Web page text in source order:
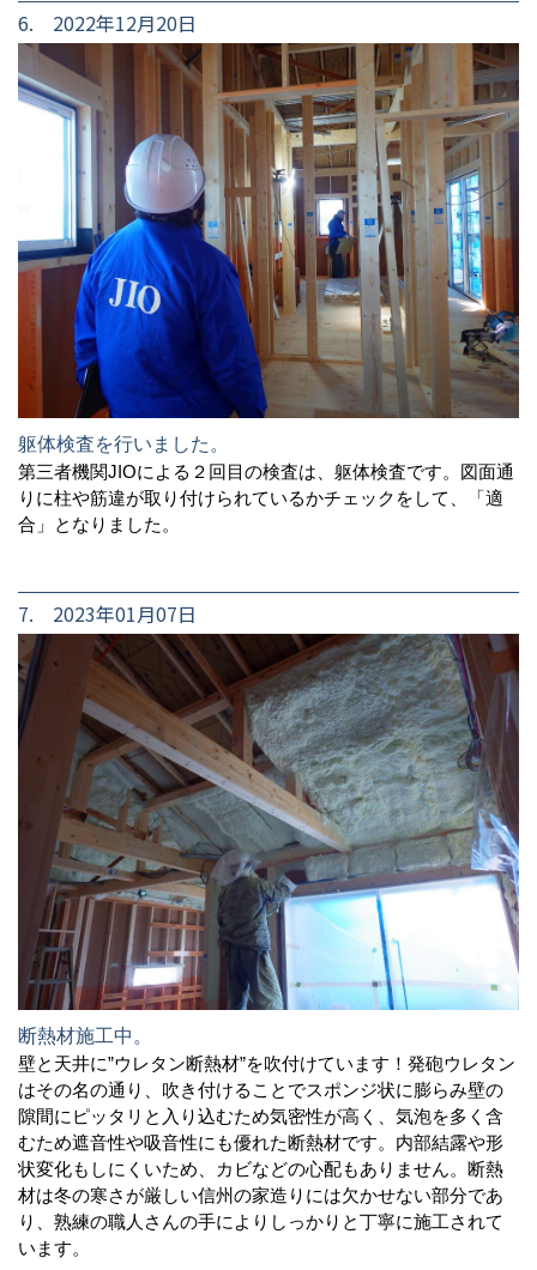
6. 2022年12月20日
躯体検査を行いました。
第三者機関JIOによる２回目の検査は、躯体検査です。図面通
りに柱や筋違が取り付けられているかチェックをして、「適
合」となりました。
7. 2023年01月07日
断熱材施工中。
壁と天井に”ウレタン断熱材”を吹付けています！発砲ウレタン
はその名の通り、吹き付けることでスポンジ状に膨らみ壁の
隙間にピッタリと入り込むため気密性が高く、気泡を多く含
むため遮音性や吸音性にも優れた断熱材です。内部結露や形
状変化もしにくいため、カビなどの心配もありません。断熱
材は冬の寒さが厳しい信州の家造りには欠かせない部分であ
り、熟練の職人さんの手によりしっかりと丁寧に施工されて
います。